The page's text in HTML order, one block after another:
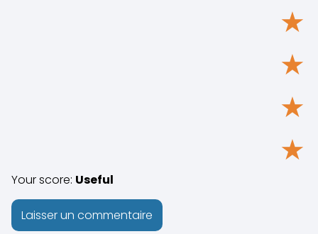
★
★
★
★
Your score: Useful